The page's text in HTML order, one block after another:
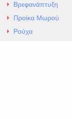
Βρεφανάπτυξη
Προίκα Μωρού
Ρούχα